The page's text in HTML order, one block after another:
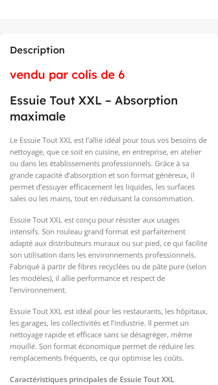
Description
vendu par colis de 6
Essuie Tout XXL – Absorption
maximale
Le Essuie Tout XXL est l’allié idéal pour tous vos besoins de
nettoyage, que ce soit en cuisine, en entreprise, en atelier
ou dans les établissements professionnels. Grâce à sa
grande capacité d’absorption et son format généreux, il
permet d’essuyer efficacement les liquides, les surfaces
sales ou les mains, tout en réduisant la consommation.
Essuie Tout XXL est conçu pour résister aux usages
intensifs. Son rouleau grand format est parfaitement
adapté aux distributeurs muraux ou sur pied, ce qui facilite
son utilisation dans les environnements professionnels.
Fabriqué à partir de fibres recyclées ou de pâte pure (selon
les modèles), il allie performance et respect de
l’environnement.
Essuie Tout XXL est idéal pour les restaurants, les hôpitaux,
les garages, les collectivités et l’industrie. Il permet un
nettoyage rapide et efficace sans se désagréger, même
mouillé. Son format économique permet de réduire les
remplacements fréquents, ce qui optimise les coûts.
Caractéristiques principales de Essuie Tout XXL